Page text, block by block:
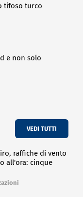
tifoso turco
e non solo
VEDI TUTTI
raffiche di vento
all'ora: cinque